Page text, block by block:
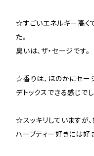
☆すごいエネルギー高く
た。
臭いは、ザ・セージです。
☆香りは、ほのかにセー
デトックスできる感じでし
☆スッキリしていますが
ハーブティー好きには好